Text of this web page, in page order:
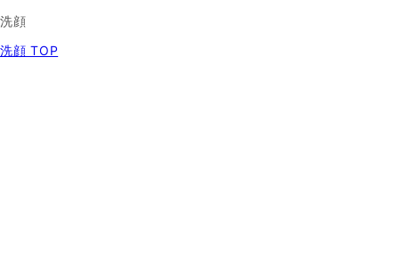
洗顔
洗顔 TOP